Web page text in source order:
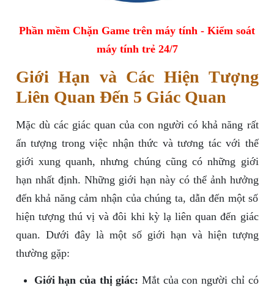
Phần mềm Chặn Game trên máy tính - Kiểm soát
máy tính trẻ 24/7
Giới Hạn và Các Hiện Tượng
Liên Quan Đến 5 Giác Quan
Mặc dù các giác quan của con người có khả năng rất
ấn tượng trong việc nhận thức và tương tác với thế
giới xung quanh, nhưng chúng cũng có những giới
hạn nhất định. Những giới hạn này có thể ảnh hưởng
đến khả năng cảm nhận của chúng ta, dẫn đến một số
hiện tượng thú vị và đôi khi kỳ lạ liên quan đến giác
quan. Dưới đây là một số giới hạn và hiện tượng
thường gặp:
Giới hạn của thị giác: Mắt của con người chỉ có